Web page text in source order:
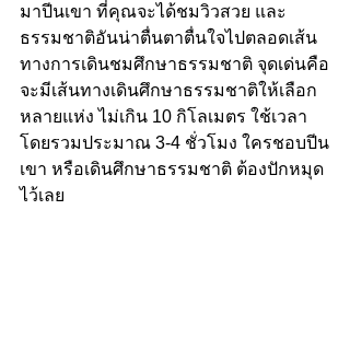
มาปีนเขา ที่คุณจะได้ชมวิวสวย และ
ธรรมชาติอันน่าตื่นตาตื่นใจไปตลอดเส้น
ทางการเดินชมศึกษาธรรมชาติ จุดเด่นคือ
จะมีเส้นทางเดินศึกษาธรรมชาติให้เลือก
หลายแห่ง ไม่เกิน 10 กิโลเมตร ใช้เวลา
โดยรวมประมาณ 3-4 ชั่วโมง ใครชอบปีน
เขา หรือเดินศึกษาธรรมชาติ ต้องปักหมุด
ไว้เลย